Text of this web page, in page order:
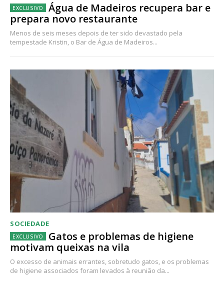
Água de Madeiros recupera bar e
prepara novo restaurante
Menos de seis meses depois de ter sido devastado pela
tempestade Kristin, o Bar de Água de Madeiros...
SOCIEDADE
Gatos e problemas de higiene
motivam queixas na vila
O excesso de animais errantes, sobretudo gatos, e os problemas
de higiene associados foram levados à reunião da...